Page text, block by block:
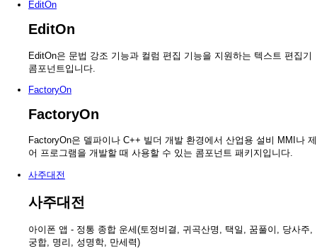
EditOn
EditOn
EditOn은 문법 강조 기능과 컬럼 편집 기능을 지원하는 텍스트 편집기
콤포넌트입니다.
FactoryOn
FactoryOn
FactoryOn은 델파이나 C++ 빌더 개발 환경에서 산업용 설비 MMI나 제
어 프로그램을 개발할 때 사용할 수 있는 콤포넌트 패키지입니다.
사주대전
사주대전
아이폰 앱 - 정통 종합 운세(토정비결, 귀곡산명, 택일, 꿈풀이, 당사주,
궁합, 명리, 성명학, 만세력)